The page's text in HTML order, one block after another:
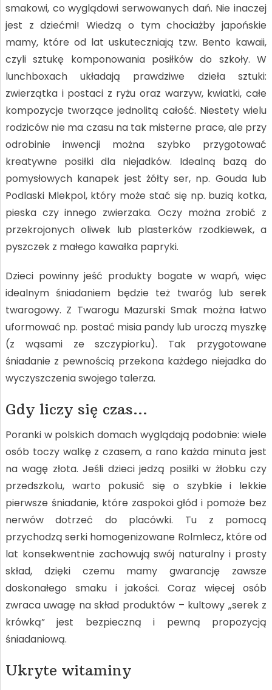
smakowi, co wyglądowi serwowanych dań. Nie inaczej
jest z dziećmi! Wiedzą o tym chociażby japońskie
mamy, które od lat uskuteczniają tzw. Bento kawaii,
czyli sztukę komponowania posiłków do szkoły. W
lunchboxach układają prawdziwe dzieła sztuki:
zwierzątka i postaci z ryżu oraz warzyw, kwiatki, całe
kompozycje tworzące jednolitą całość. Niestety wielu
rodziców nie ma czasu na tak misterne prace, ale przy
odrobinie inwencji można szybko przygotować
kreatywne posiłki dla niejadków. Idealną bazą do
pomysłowych kanapek jest żółty ser, np. Gouda lub
Podlaski Mlekpol, który może stać się np. buzią kotka,
pieska czy innego zwierzaka. Oczy można zrobić z
przekrojonych oliwek lub plasterków rzodkiewek, a
pyszczek z małego kawałka papryki.
Dzieci powinny jeść produkty bogate w wapń, więc
idealnym śniadaniem będzie też twaróg lub serek
twarogowy. Z Twarogu Mazurski Smak można łatwo
uformować np. postać misia pandy lub uroczą myszkę
(z wąsami ze szczypiorku). Tak przygotowane
śniadanie z pewnością przekona każdego niejadka do
wyczyszczenia swojego talerza.
Gdy liczy się czas…
Poranki w polskich domach wyglądają podobnie: wiele
osób toczy walkę z czasem, a rano każda minuta jest
na wagę złota. Jeśli dzieci jedzą posiłki w żłobku czy
przedszkolu, warto pokusić się o szybkie i lekkie
pierwsze śniadanie, które zaspokoi głód i pomoże bez
nerwów dotrzeć do placówki. Tu z pomocą
przychodzą serki homogenizowane Rolmlecz, które od
lat konsekwentnie zachowują swój naturalny i prosty
skład, dzięki czemu mamy gwarancję zawsze
doskonałego smaku i jakości. Coraz więcej osób
zwraca uwagę na skład produktów – kultowy „serek z
krówką” jest bezpieczną i pewną propozycją
śniadaniową.
Ukryte witaminy